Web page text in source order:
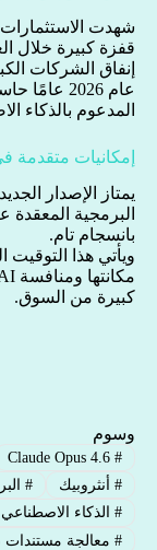
شهدت
قفزة كبيرة خلال
عام 2026
المدعوم بالذكاء
إمكانيات متقدمة
يمتاز الإصدار
البرمجية
بانسجام تام.
ويأتي هذا التوقيت
كبيرة من السوق.
وسوم
#
Claude Opus 4.6
#أنثروبيك #
#الذكاء الاصطناعي
#معالجة